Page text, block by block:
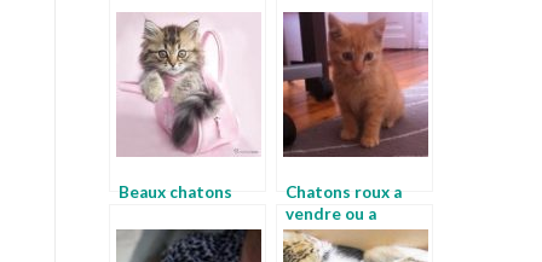
Beaux chatons
Chatons roux a
vendre ou a
donner